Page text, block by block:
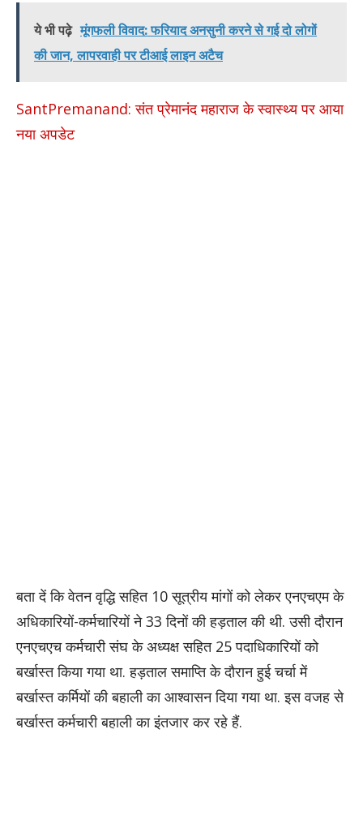
ये भी पढ़े मूंगफली विवाद: फरियाद अनसुनी करने से गई दो लोगों
की जान, लापरवाही पर टीआई लाइन अटैच
SantPremanand: संत प्रेमानंद महाराज के स्वास्थ्य पर आया
नया अपडेट
बता दें कि वेतन वृद्धि सहित 10 सूत्रीय मांगों को लेकर एनएचएम के
अधिकारियों-कर्मचारियों ने 33 दिनों की हड़ताल की थी. उसी दौरान
एनएचएच कर्मचारी संघ के अध्यक्ष सहित 25 पदाधिकारियों को
बर्खास्त किया गया था. हड़ताल समाप्ति के दौरान हुई चर्चा में
बर्खास्त कर्मियों की बहाली का आश्वासन दिया गया था. इस वजह से
बर्खास्त कर्मचारी बहाली का इंतजार कर रहे हैं.